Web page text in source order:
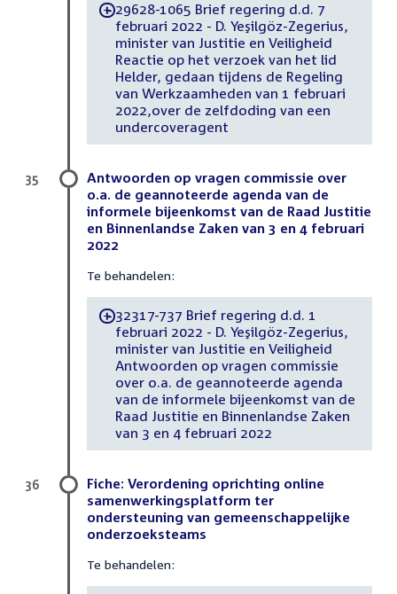
-29628-1065 Brief regering d.d. 7
februari 2022 - D. Yeşilgöz-Zegerius,
minister van Justitie en Veiligheid
Reactie op het verzoek van het lid
Helder, gedaan tijdens de Regeling
van Werkzaamheden van 1 februari
2022,over de zelfdoding van een
undercoveragent
Antwoorden op vragen commissie over
o.a. de geannoteerde agenda van de
informele bijeenkomst van de Raad Justitie
en Binnenlandse Zaken van 3 en 4 februari
2022
Te behandelen:
-32317-737 Brief regering d.d. 1
februari 2022 - D. Yeşilgöz-Zegerius,
minister van Justitie en Veiligheid
Antwoorden op vragen commissie
over o.a. de geannoteerde agenda
van de informele bijeenkomst van de
Raad Justitie en Binnenlandse Zaken
van 3 en 4 februari 2022
35
Fiche: Verordening oprichting online
samenwerkingsplatform ter
ondersteuning van gemeenschappelijke
onderzoeksteams
Te behandelen:
36